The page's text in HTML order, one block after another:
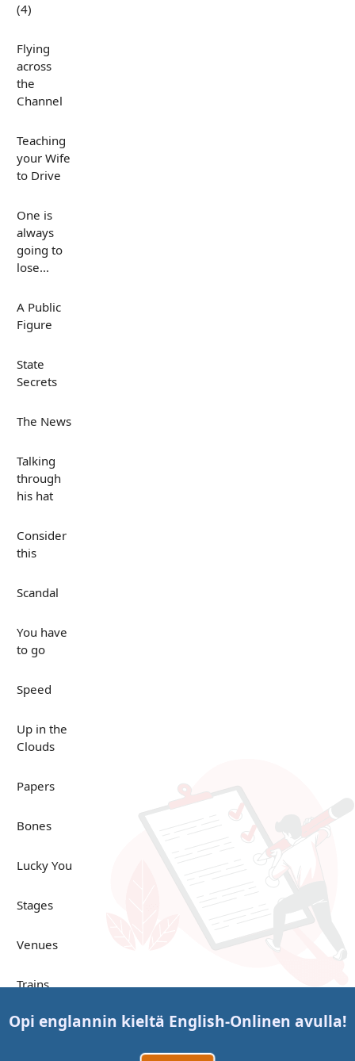
(4)
Flying
across
the
Channel
Teaching
your Wife
to Drive
One is
always
going to
lose...
A Public
Figure
State
Secrets
The News
Talking
through
his hat
Consider
this
Scandal
You have
to go
Speed
Up in the
Clouds
Papers
Bones
Lucky You
Stages
Venues
Trains
Bite, Bit,
Opi englannin kieltä English-Onlinen avulla!